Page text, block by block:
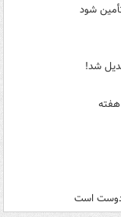
شود
شد!
دوست است